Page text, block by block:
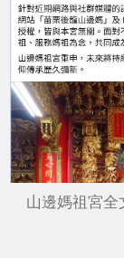
山邊媽祖宮全